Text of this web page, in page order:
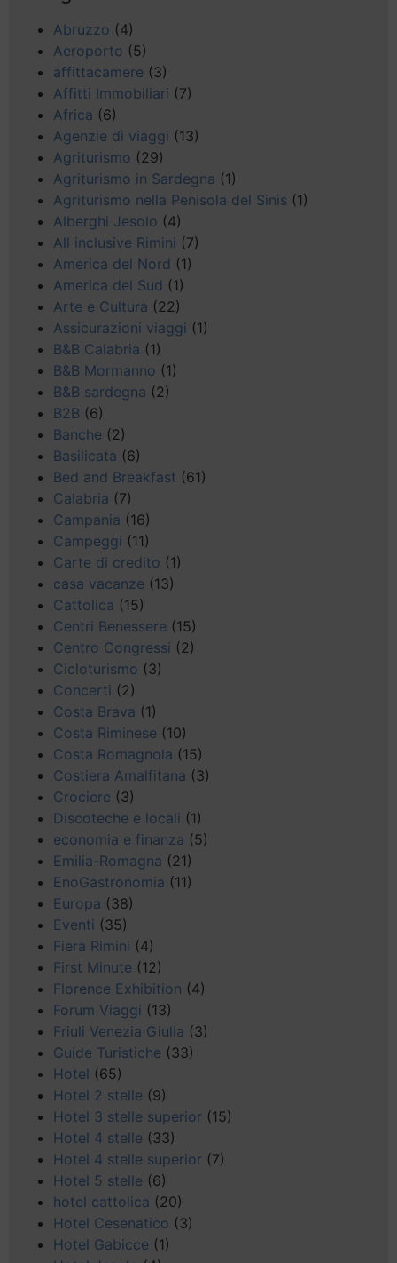
Abruzzo (4)
Aeroporto (5)
affittacamere (3)
Affitti Immobiliari (7)
Africa (6)
Agenzie di viaggi (13)
Agriturismo (29)
Agriturismo in Sardegna (1)
Agriturismo nella Penisola del Sinis (1)
Alberghi Jesolo (4)
All inclusive Rimini (7)
America del Nord (1)
America del Sud (1)
Arte e Cultura (22)
Assicurazioni viaggi (1)
B&B Calabria (1)
B&B Mormanno (1)
B&B sardegna (2)
B2B (6)
Banche (2)
Basilicata (6)
Bed and Breakfast (61)
Calabria (7)
Campania (16)
Campeggi (11)
Carte di credito (1)
casa vacanze (13)
Cattolica (15)
Centri Benessere (15)
Centro Congressi (2)
Cicloturismo (3)
Concerti (2)
Costa Brava (1)
Costa Riminese (10)
Costa Romagnola (15)
Costiera Amalfitana (3)
Crociere (3)
Discoteche e locali (1)
economia e finanza (5)
Emilia-Romagna (21)
EnoGastronomia (11)
Europa (38)
Eventi (35)
Fiera Rimini (4)
First Minute (12)
Florence Exhibition (4)
Forum Viaggi (13)
Friuli Venezia Giulia (3)
Guide Turistiche (33)
Hotel (65)
Hotel 2 stelle (9)
Hotel 3 stelle superior (15)
Hotel 4 stelle (33)
Hotel 4 stelle superior (7)
Hotel 5 stelle (6)
hotel cattolica (20)
Hotel Cesenatico (3)
Hotel Gabicce (1)